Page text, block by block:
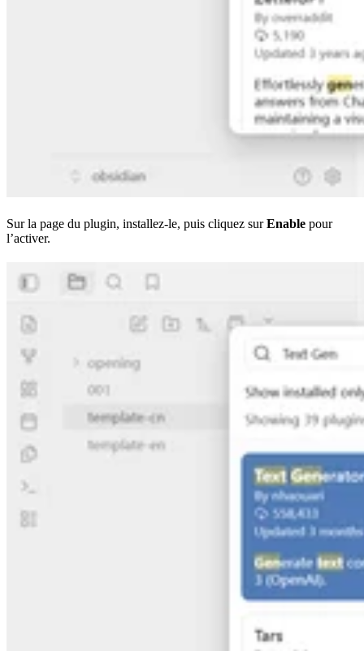
Sur la page du plugin, installez-le, puis cliquez surEnable pour
l’activer.